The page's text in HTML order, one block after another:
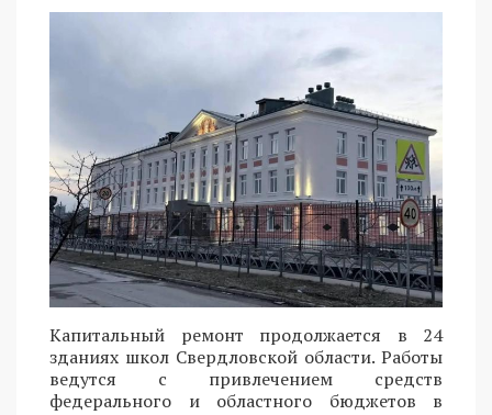
Капитальный ремонт продолжается в 24
зданиях школ Свердловской области. Работы
ведутся с привлечением средств
федерального и областного бюджетов в